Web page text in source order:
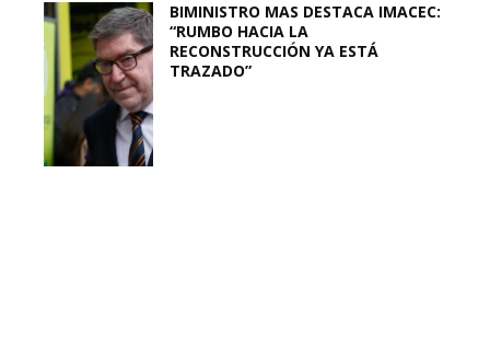
BIMINISTRO MAS DESTACA IMACEC:
“RUMBO HACIA LA
RECONSTRUCCIÓN YA ESTÁ
TRAZADO”